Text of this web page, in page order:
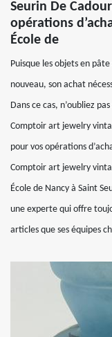
Seurin De
opérations
École de
Puisque les objets en
nouveau, son achat
Dans ce cas, n’oubliez
Comptoir art jewelry
pour vos opérations
Comptoir art jewelry
École de Nancy à Saint
une experte qui offre
articles que ses équipes